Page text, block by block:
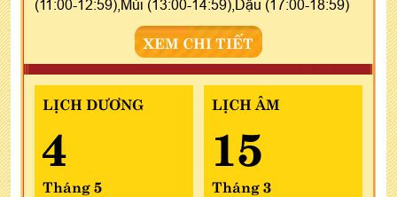
(11:00-12:59),Mùi (13:00-14:59),Dậu (17:00-18:59)
XEM CHI TIẾT
LỊCH DƯƠNG
4
Tháng 5
LỊCH ÂM
15
Tháng 3